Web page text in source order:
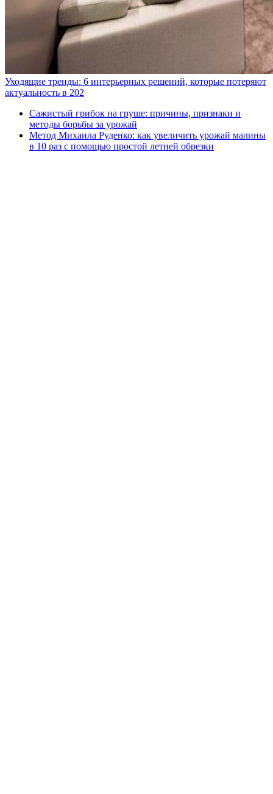
Уходящие тренды: 6 интерьерных решений, которые потеряют
актуальность в 202
Сажистый грибок на груше: причины, признаки и
методы борьбы за урожай
Метод Михаила Руденко: как увеличить урожай малины
в 10 раз с помощью простой летней обрезки